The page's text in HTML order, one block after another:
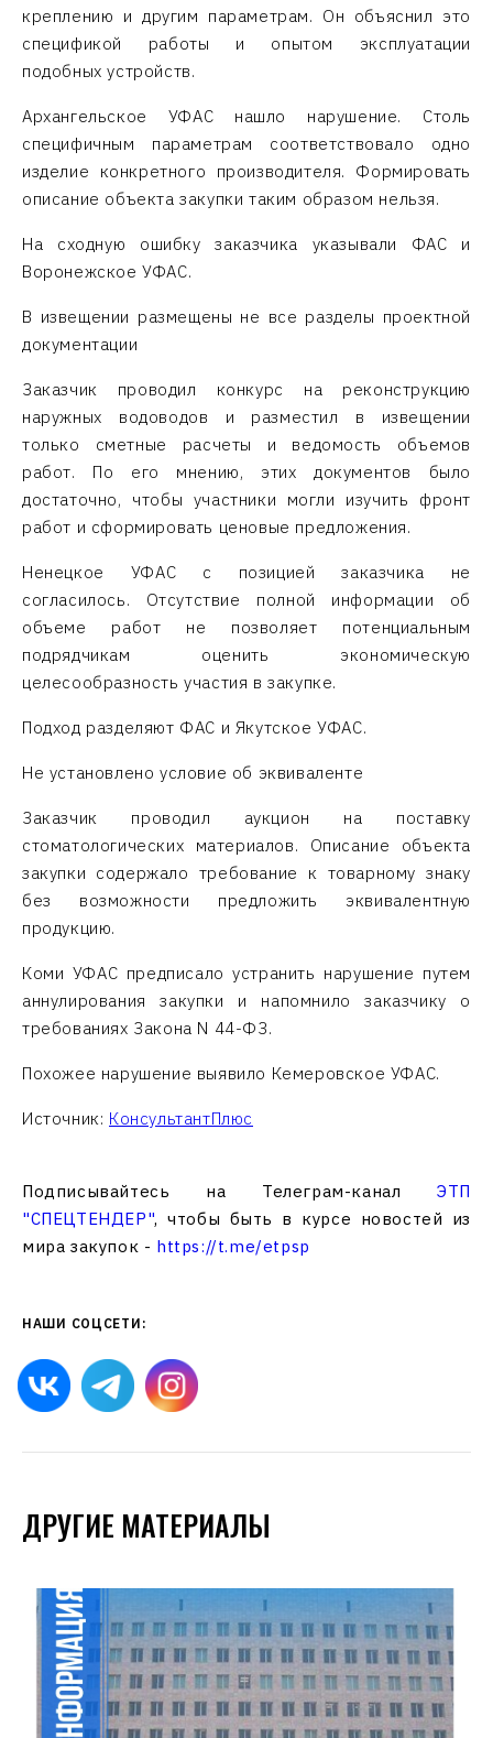
креплению и другим параметрам. Он объяснил это
спецификой работы и опытом эксплуатации
подобных устройств.
Архангельское УФАС нашло нарушение. Столь
специфичным параметрам соответствовало одно
изделие конкретного производителя. Формировать
описание объекта закупки таким образом нельзя.
На сходную ошибку заказчика указывали ФАС и
Воронежское УФАС.
В извещении размещены не все разделы проектной
документации
Заказчик проводил конкурс на реконструкцию
наружных водоводов и разместил в извещении
только сметные расчеты и ведомость объемов
работ. По его мнению, этих документов было
достаточно, чтобы участники могли изучить фронт
работ и сформировать ценовые предложения.
Ненецкое УФАС с позицией заказчика не
согласилось. Отсутствие полной информации об
объеме работ не позволяет потенциальным
подрядчикам оценить экономическую
целесообразность участия в закупке.
Подход разделяют ФАС и Якутское УФАС.
Не установлено условие об эквиваленте
Заказчик проводил аукцион на поставку
стоматологических материалов. Описание объекта
закупки содержало требование к товарному знаку
без возможности предложить эквивалентную
продукцию.
Коми УФАС предписало устранить нарушение путем
аннулирования закупки и напомнило заказчику о
требованиях Закона N 44-ФЗ.
Похожее нарушение выявило Кемеровское УФАС.
Источник: КонсультантПлюс
Подписывайтесь на Телеграм-каналЭТП
"СПЕЦТЕНДЕР", чтобы быть в курсе новостей из
мира закупок - https://t.me/etpsp
НАШИ СОЦСЕТИ:
ДРУГИЕ МАТЕРИАЛЫ